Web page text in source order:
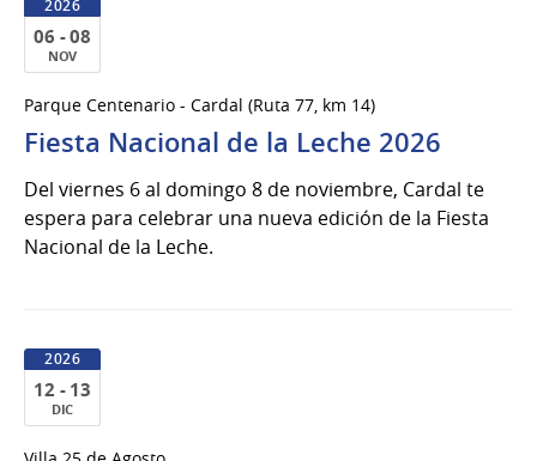
2026
06 - 08
NOV
al
08
Nov
del
2026
Parque Centenario - Cardal (Ruta 77, km 14)
Fiesta Nacional de la Leche 2026
Del viernes 6 al domingo 8 de noviembre, Cardal te
espera para celebrar una nueva edición de la Fiesta
Nacional de la Leche.
2026
12 - 13
DIC